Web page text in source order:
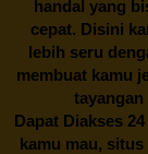
handal yang
cepat. Disini
lebih seru
membuat kamu
tayangan
Dapat Diakses
kamu mau,